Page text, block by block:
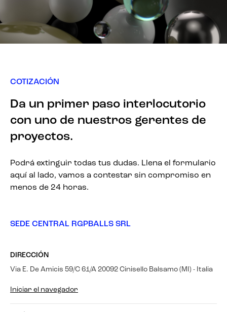
COTIZACIÓN
Da un primer paso interlocutorio
con uno de nuestros gerentes de
proyectos.
Podrá extinguir todas tus dudas. Llena el formulario
aquí al lado, vamos a contestar sin compromiso en
menos de 24 horas.
SEDE CENTRAL RGPBALLS SRL
DIRECCIÓN
Via E. De Amicis 59/C 61/A 20092 Cinisello Balsamo (MI) - Italia
Iniciar el navegador